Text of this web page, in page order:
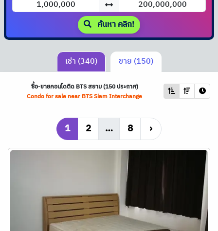
ค้นหา คลิก!
เช่า (340) ขาย (150)
ซื้อ-ขายคอนโดติด BTSสยาม (150 ประกาศ)
Condo for sale near BTSSiam Interchange
1 2 … 8 ›